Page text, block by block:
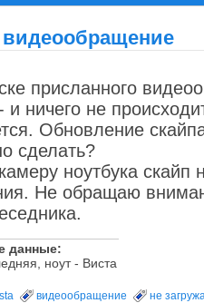
присланного
- и ничего не
Обновление
сделать?
ноутбука скайп
Не обращаю
данные:
ноут - Виста
видеообращение не